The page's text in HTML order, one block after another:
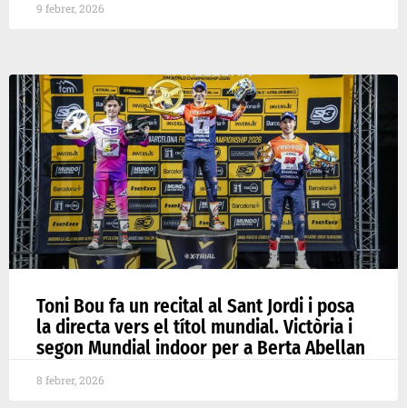
9 febrer, 2026
Toni Bou fa un recital al Sant Jordi i posa
la directa vers el títol mundial. Victòria i
segon Mundial indoor per a Berta Abellan
8 febrer, 2026